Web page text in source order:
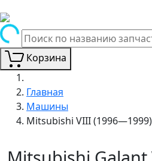
Корзина
Главная
Машины
Mitsubishi VIII (1996—1999)